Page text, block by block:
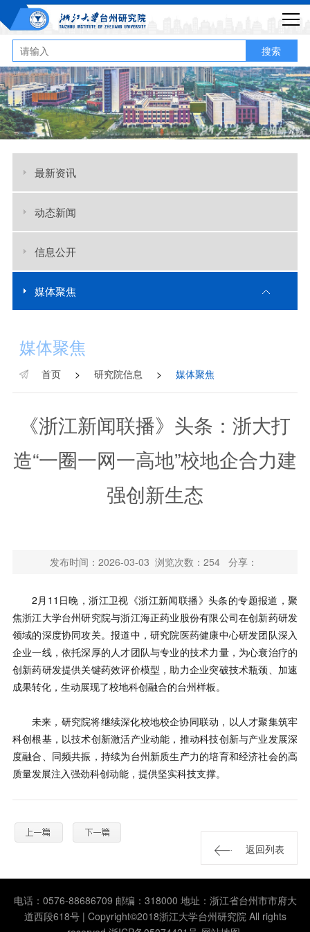
搜索
最新资讯
动态新闻
信息公开
媒体聚焦
媒体聚焦
首页 > 研究院信息 > 媒体聚焦
《浙江新闻联播》头条：浙大打
造“一圈一网一高地”校地企合力建
强创新生态
发布时间：2026-03-03 浏览次数： 254 分享：
2月11日晚，浙江卫视《浙江新闻联播》头条的专题报道，聚
焦浙江大学台州研究院与浙江海正药业股份有限公司在创新药研发
领域的深度协同攻关。报道中，研究院医药健康中心研发团队深入
企业一线，依托深厚的人才团队与专业的技术力量，为心衰治疗的
创新药研发提供关键药效评价模型，助力企业突破技术瓶颈、加速
成果转化，生动展现了校地科创融合的台州样板。
未来，研究院将继续深化校地校企协同联动，以人才聚集筑牢
科创根基，以技术创新激活产业动能，推动科技创新与产业发展深
度融合、同频共振，持续为台州新质生产力的培育和经济社会的高
质量发展注入强劲科创动能，提供坚实科技支撑。
返回列表
电话：0576-88686709 邮编：318000 地址：浙江省台州市市府大
道西段618号 | Copyright©2018浙江大学台州研究院 All rights